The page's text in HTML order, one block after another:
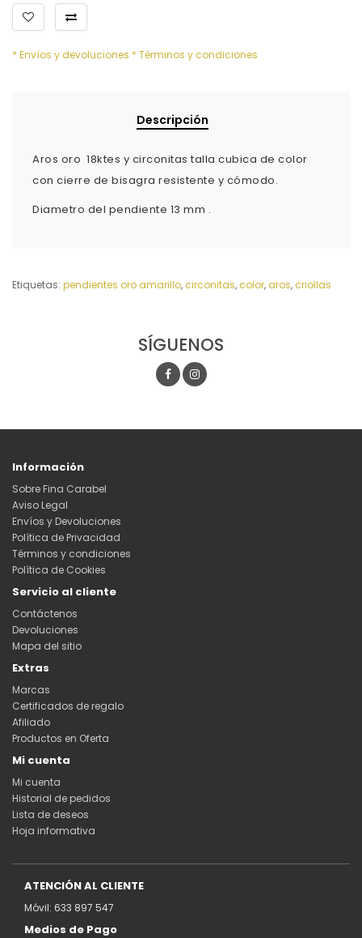
* Envíos y devoluciones * Términos y condiciones
Descripción
Aros oro 18ktes y circonitas talla cubica de color
con cierre de bisagra resistente y cómodo.
Diametro del pendiente 13 mm .
Etiquetas: pendientes oro amarillo, circonitas, color, aros, criollas
SÍGUENOS
Información
Sobre Fina Carabel
Aviso Legal
Envíos y Devoluciones
Política de Privacidad
Términos y condiciones
Política de Cookies
Servicio al cliente
Contáctenos
Devoluciones
Mapa del sitio
Extras
Marcas
Certificados de regalo
Afiliado
Productos en Oferta
Mi cuenta
Mi cuenta
Historial de pedidos
Lista de deseos
Hoja informativa
ATENCIÓN AL CLIENTE
Móvil: 633 897 547
Medios de Pago